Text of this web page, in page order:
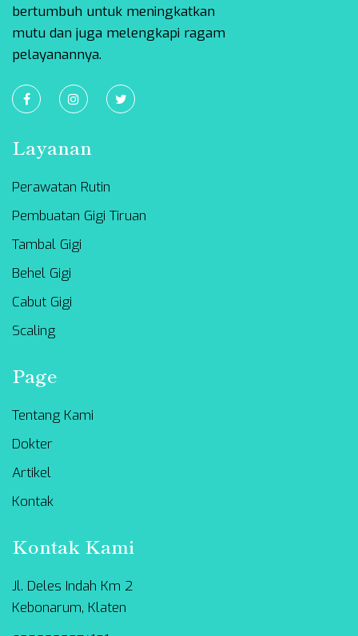
bertumbuh untuk meningkatkan
mutu dan juga melengkapi ragam
pelayanannya.
Layanan
Perawatan Rutin
Pembuatan Gigi Tiruan
Tambal Gigi
Behel Gigi
Cabut Gigi
Scaling
Page
Tentang Kami
Dokter
Artikel
Kontak
Kontak Kami
Jl. Deles Indah Km 2
Kebonarum, Klaten